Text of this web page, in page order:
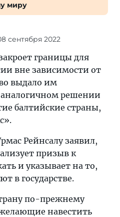
миру
сентября 2022
границы для
вне зависимости от
выдало им
решении
балтийские страны,
Рейнсалу заявил,
призыв к
и указывает на то,
в государстве.
по-прежнему
навестить